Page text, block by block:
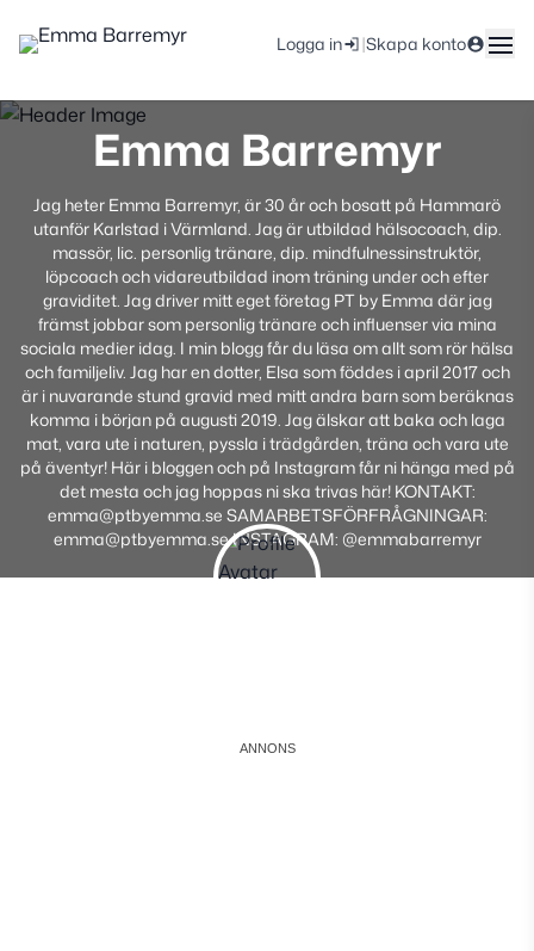
Logga in |Skapa konto
Emma Barremyr
Jag heter Emma Barremyr, är 30 år och bosatt på Hammarö
utanför Karlstad i Värmland. Jag är utbildad hälsocoach, dip.
massör, lic. personlig tränare, dip. mindfulnessinstruktör,
löpcoach och vidareutbildad inom träning under och efter
graviditet. Jag driver mitt eget företag PT by Emma där jag
främst jobbar som personlig tränare och influenser via mina
sociala medier idag. I min blogg får du läsa om allt som rör hälsa
och familjeliv. Jag har en dotter, Elsa som föddes i april 2017 och
är i nuvarande stund gravid med mitt andra barn som beräknas
komma i början på augusti 2019. Jag älskar att baka och laga
mat, vara ute i naturen, pyssla i trädgården, träna och vara ute
på äventyr! Här i bloggen och på Instagram får ni hänga med på
det mesta och jag hoppas ni ska trivas här! KONTAKT:
emma@ptbyemma.se SAMARBETSFÖRFRÅGNINGAR:
emma@ptbyemma.se INSTAGRAM: @emmabarremyr